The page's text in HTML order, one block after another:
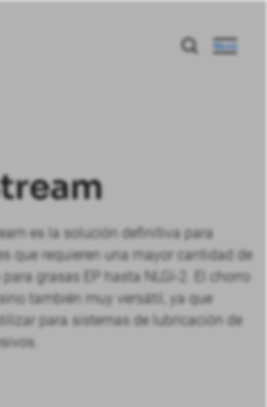
Menú
es la solución definitiva para
que requieren una mayor cantidad de
grasas EP hasta NLGI-2. El chorro
también muy versátil, ya que
para sistemas de lubricación de